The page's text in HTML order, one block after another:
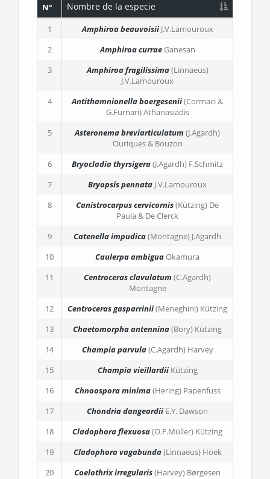
N° Nombre de la especie
1 Amphiroa beauvoisii J.V.Lamouroux
2
Amphiroa curraeGanesan
3
Amphiroa fragilissima(Linnaeus)
J.V.Lamouroux
4
Antithamnionella boergesenii(Cormaci &
G.Furnari) Athanasiadis
5
Asteronema breviarticulatum (J.Agardh)
Ouriques & Bouzon
6
Bryocladia thyrsigera(J.Agardh) F.Schmitz
7
Bryopsis pennata J.V.Lamouroux
8
Canistrocarpus cervicornis(Kützing) De
Paula & De Clerck
9
Catenella impudica(Montagne) J.Agardh
10
Caulerpa ambiguaOkamura
11
Centroceras clavulatum (C.Agardh)
Montagne
12
Centroceras gasparrinii(Meneghini) Kützing
13
Chaetomorpha antennina(Bory) Kützing
14
Champia parvula(C.Agardh) Harvey
15
Champia vieillardii Kützing
16
Chnoospora minima(Hering) Papenfuss
17
Chondria dangeardii E.Y. Dawson
18
Cladophora flexuosa(O.F.Müller) Kützing
19
Cladophora vagabunda(Linnaeus) Hoek
20
Coelothrix irregularis(Harvey) Børgesen